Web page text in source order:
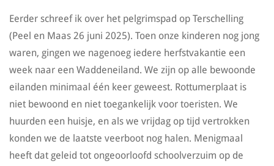
Eerder schreef ik over het pelgrimspad op Terschelling
(Peel en Maas 26 juni 2025). Toen onze kinderen nog jong
waren, gingen we nagenoeg iedere herfstvakantie een
week naar een Waddeneiland. We zijn op alle bewoonde
eilanden minimaal één keer geweest. Rottumerplaat is
niet bewoond en niet toegankelijk voor toeristen. We
huurden een huisje, en als we vrijdag op tijd vertrokken
konden we de laatste veerboot nog halen. Menigmaal
heeft dat geleid tot ongeoorloofd schoolverzuim op de